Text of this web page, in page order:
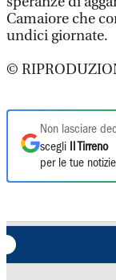
Camaiore che
undici giornate.
©
Non lasciare
scegli
Il Tirreno
per le tue